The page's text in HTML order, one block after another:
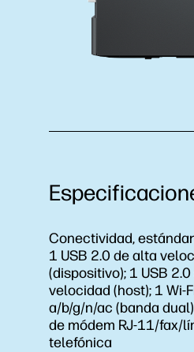
Conectividad,
1 USB 2.0 de alta
(dispositivo); 1 USB
velocidad (host); 1 Wi-
a/b/g/n/ac (banda
de módem RJ-11/fax/
telefónica